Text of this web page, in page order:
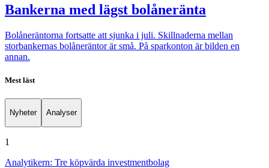
Bankerna med lägst bolåneränta
Bolåneräntorna fortsatte att sjunka i juli. Skillnaderna mellan
storbankernas bolåneräntor är små. På sparkonton är bilden en
annan.
Mest läst
Nyheter Analyser
1
Analytikern: Tre köpvärda investmentbolag